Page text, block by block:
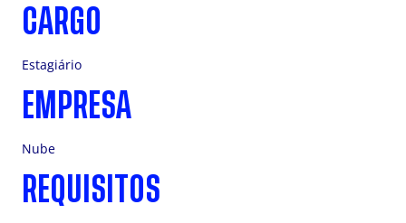
CARGO
Estagiário
EMPRESA
Nube
REQUISITOS